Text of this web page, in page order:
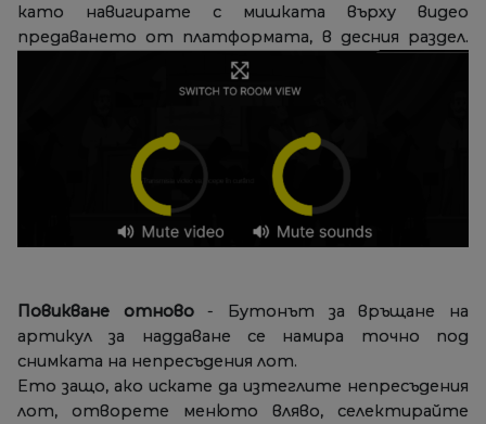
като навигирате с мишката върху видео
предаването от платформата, в десния раздел.
Повикване отново- Бутонът за връщане на
артикул за наддаване се намира точно под
снимката на непресъдения лот.
Ето защо, ако искате да изтеглите непресъдения
лот, отворете менюто вляво, селектирайте